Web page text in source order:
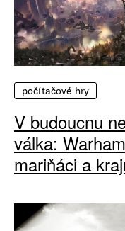
počítačové hry
V budoucnu
válka:
mariňáci a